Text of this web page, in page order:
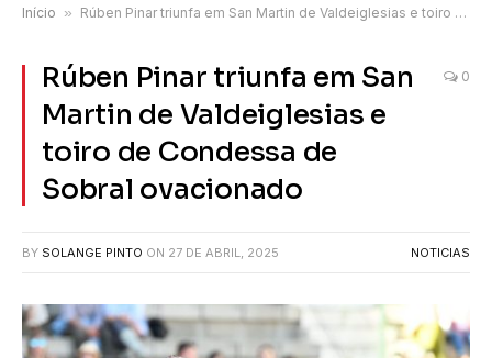
Início » Rúben Pinar triunfa em San Martin de Valdeiglesias e toiro de Condessa de Sobral ovacionado
Rúben Pinar triunfa em San
Martin de Valdeiglesias e
toiro de Condessa de
Sobral ovacionado
0
BY SOLANGE PINTO ON 27 DE ABRIL, 2025 NOTICIAS